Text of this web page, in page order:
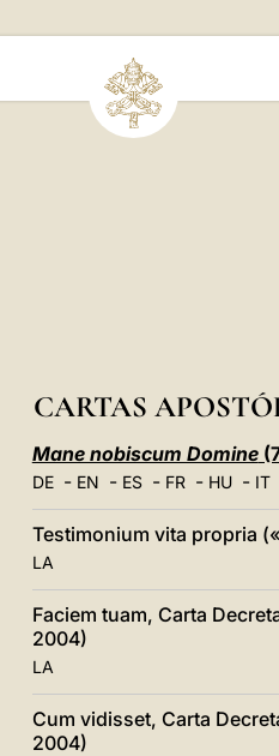
CARTAS
Mane nobiscum Domine
DE- EN - ES- FR- HU- IT
Testimonium vita propria
LA
Faciem tuam, Carta
2004)
LA
Cum vidisset, Carta
2004)